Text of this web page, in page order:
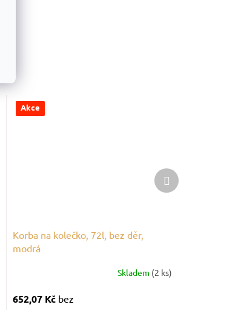
Akce
Korba na kolečko, 72l, bez děr,
modrá
Skladem (2 ks)
652,07 Kč bez
Další
produkt